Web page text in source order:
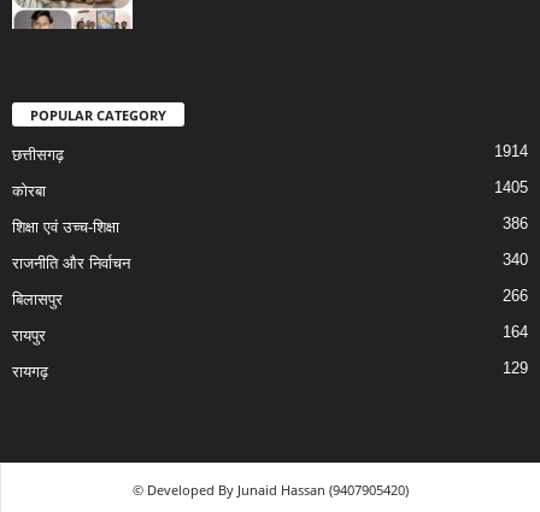
POPULAR CATEGORY
छत्तीसगढ़ 1914
कोरबा 1405
शिक्षा एवं उच्च-शिक्षा 386
राजनीति और निर्वाचन 340
बिलासपुर 266
रायपुर 164
रायगढ़ 129
© Developed By Junaid Hassan (9407905420)